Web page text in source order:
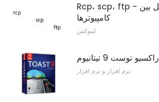
Rcp، scp، ftp - دستورات برای کپی فایل بین
کامپیوترها
لینوکس
راکسیو توست 9 تیتانیوم
نرم افزار و نرم افزار